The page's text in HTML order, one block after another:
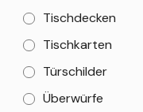
Tischdecken
Tischkarten
Türschilder
Überwürfe